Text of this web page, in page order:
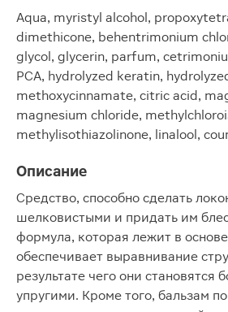
Aqua, myristyl alcohol,
dimethicone, behentrimonium
glycol, glycerin, parfum,
PCA, hydrolyzed keratin,
methoxycinnamate, citric acid,
magnesium chloride,
methylisothiazolinone, linalool,
Описание
Средство, способно сделать
шелковистыми и придать им
формула, которая лежит в
обеспечивает выравнивание
результате чего они становятся
упругими. Кроме того, бальзам